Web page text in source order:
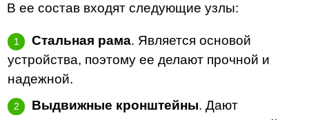
В ее состав входят следующие узлы:
Стальная рама. Является основой
устройства, поэтому ее делают прочной и
надежной.
Выдвижные кронштейны. Дают